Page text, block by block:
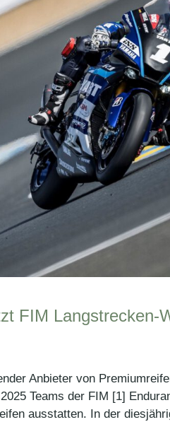
FIM Langstrecken-
Anbieter von
Teams der FIM [1]
ausstatten. In der